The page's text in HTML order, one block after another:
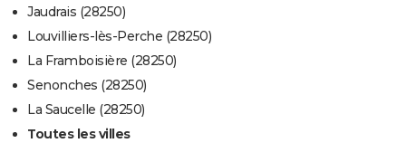
Jaudrais (28250)
Louvilliers-lès-Perche (28250)
La Framboisière (28250)
Senonches (28250)
La Saucelle (28250)
Toutes les villes